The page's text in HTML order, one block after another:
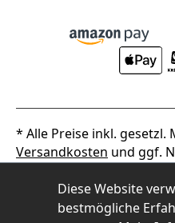
* Alle Preise inkl.
Versandkosten und ggf.
Alpha Thermotec
Diese Website
bestmögliche